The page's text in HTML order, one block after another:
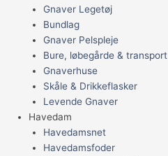
Gnaver Legetøj
Bundlag
Gnaver Pelspleje
Bure, løbegårde & transport
Gnaverhuse
Skåle & Drikkeflasker
Levende Gnaver
Havedam
Havedamsnet
Havedamsfoder